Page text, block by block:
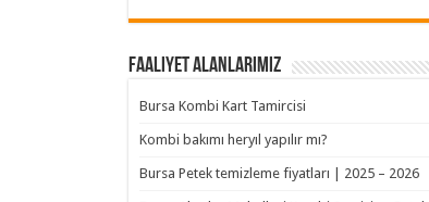
Faaliyet Alanlarımız
Bursa Kombi Kart Tamircisi
Kombi bakımı heryıl yapılır mı?
Bursa Petek temizleme fiyatları | 2025 – 2026